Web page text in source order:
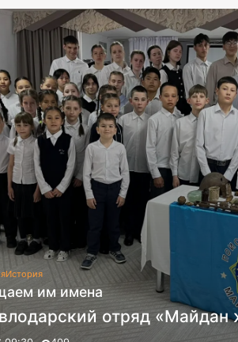
История
им имена
отряд